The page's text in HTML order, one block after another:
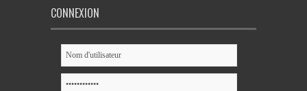
CONNEXION